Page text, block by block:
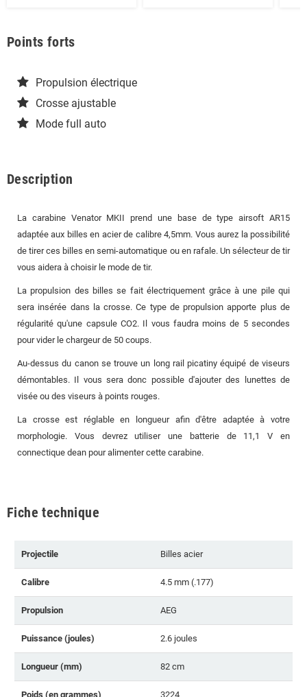
Points forts
Propulsion électrique
Crosse ajustable
Mode full auto
Description
La carabine Venator MKII prend une base de type airsoft AR15
adaptée aux billes en acier de calibre 4,5mm. Vous aurez la possibilité
de tirer ces billes en semi-automatique ou en rafale. Un sélecteur de tir
vous aidera à choisir le mode de tir.
La propulsion des billes se fait électriquement grâce à une pile qui
sera insérée dans la crosse. Ce type de propulsion apporte plus de
régularité qu'une capsule CO2. Il vous faudra moins de 5 secondes
pour vider le chargeur de 50 coups.
Au-dessus du canon se trouve un long rail picatiny équipé de viseurs
démontables. Il vous sera donc possible d'ajouter des lunettes de
visée ou des viseurs à points rouges.
La crosse est réglable en longueur afin d'être adaptée à votre
morphologie. Vous devrez utiliser une batterie de 11,1 V en
connectique dean pour alimenter cette carabine.
Fiche technique
Projectile Billes acier
Calibre 4.5 mm (.177)
Propulsion AEG
Puissance (joules) 2.6 joules
Longueur (mm) 82 cm
Poids (en grammes) 3224